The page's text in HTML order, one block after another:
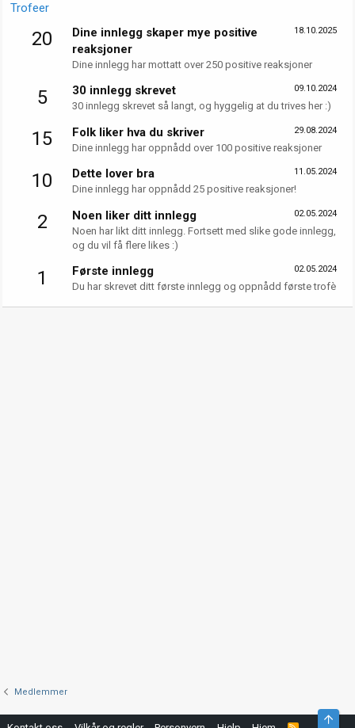
Trofeer
20 18.10.2025
Dine innlegg skaper mye positive
reaksjoner
Dine innlegg har mottatt over 250 positive reaksjoner
5 09.10.2024
30 innlegg skrevet
30 innlegg skrevet så langt, og hyggelig at du trives her :)
15 29.08.2024
Folk liker hva du skriver
Dine innlegg har oppnådd over 100 positive reaksjoner
10 11.05.2024
Dette lover bra
Dine innlegg har oppnådd 25 positive reaksjoner!
2 02.05.2024
Noen liker ditt innlegg
Noen har likt ditt innlegg. Fortsett med slike gode innlegg,
og du vil få flere likes :)
1 02.05.2024
Første innlegg
Du har skrevet ditt første innlegg og oppnådd første trofè
Medlemmer
Topp